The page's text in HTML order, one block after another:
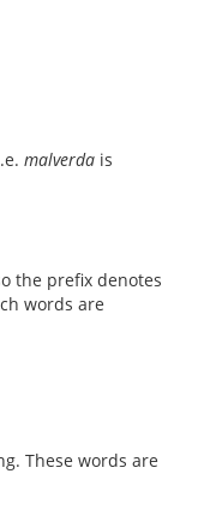
malverda is
the prefix denotes
words are
These words are